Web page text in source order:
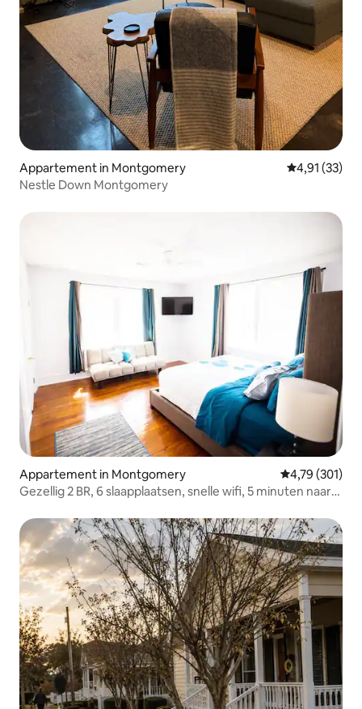
Appartement in Montgomery Gemiddelde
4,91 (33)
Nestle Down Montgomery
Appartement in Montgomery Gemiddelde
4,79 (301)
Gezellig 2 BR, 6 slaapplaatsen, snelle wifi, 5 minuten naar